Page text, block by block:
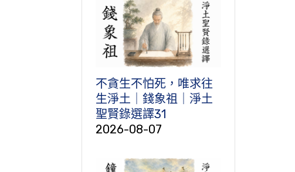
不貪生不怕死，唯求往
生淨土｜錢象祖｜淨土
聖賢錄選譯31
2026-08-07